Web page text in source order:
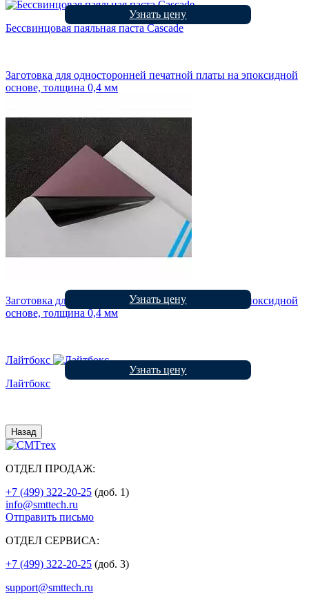
Бессвинцовая паяльная паста Cascade
Узнать цену
Заготовка для односторонней печатной платы на эпоксидной
основе, толщина 0,4 мм
Заготовка для односторонней печатной платы на эпоксидной
основе, толщина 0,4 мм
Узнать цену
Лайтбокс
Лайтбокс
Узнать цену
Назад
ОТДЕЛ ПРОДАЖ:
+7 (499) 322-20-25 (доб. 1)
info@smttech.ru
Отправить письмо
ОТДЕЛ СЕРВИСА:
+7 (499) 322-20-25 (доб. 3)
support@smttech.ru